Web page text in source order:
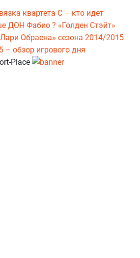
квартета С – кто идет
ДОН Фабио ? «Голден Стэйт»
Обраена» сезона 2014/2015
– обзор игрового дня
Place